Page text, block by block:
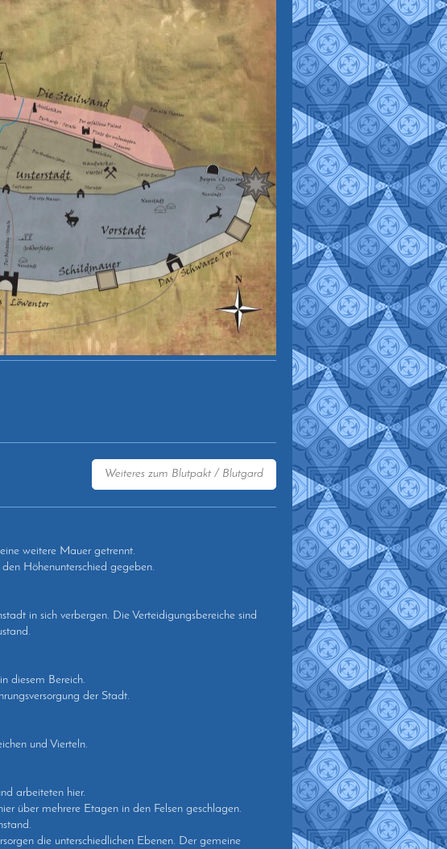
Weiteres zum Blutpakt / Blutgard
weitere Mauer getrennt.
Höhenunterschied gegeben.
in sich verbergen. Die Verteidigungsbereiche sind
diesem Bereich.
der Stadt.
und Vierteln.
arbeiteten hier.
über mehrere Etagen in den Felsen geschlagen.
die unterschiedlichen Ebenen. Der gemeine